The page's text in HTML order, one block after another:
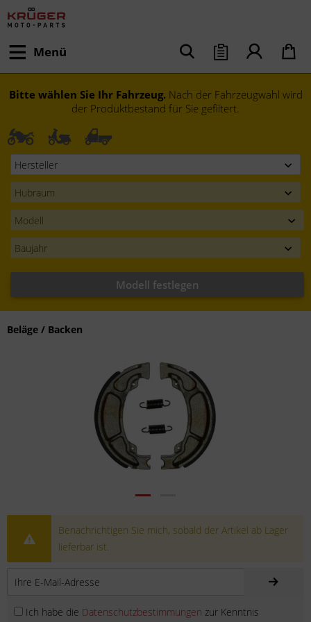
Menü
Bitte wählen Sie Ihr Fahrzeug. Nach der Fahrzeugwahl wird
der Produktbestand für Sie gefiltert.
Modell festlegen
Beläge / Backen
Benachrichtigen Sie mich, sobald der Artikel ab Lager
lieferbar ist.
Ich habe die Datenschutzbestimmungen zur Kenntnis